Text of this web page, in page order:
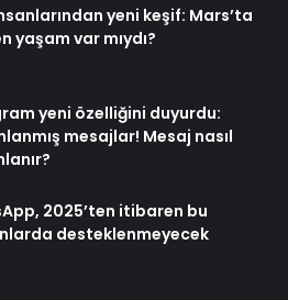
yeni keşif: Mars’ta
yaşam var mıydı?
yeni özelliğini duyurdu:
mesajlar! Mesaj nasıl
2025’ten itibaren bu
desteklenmeyecek